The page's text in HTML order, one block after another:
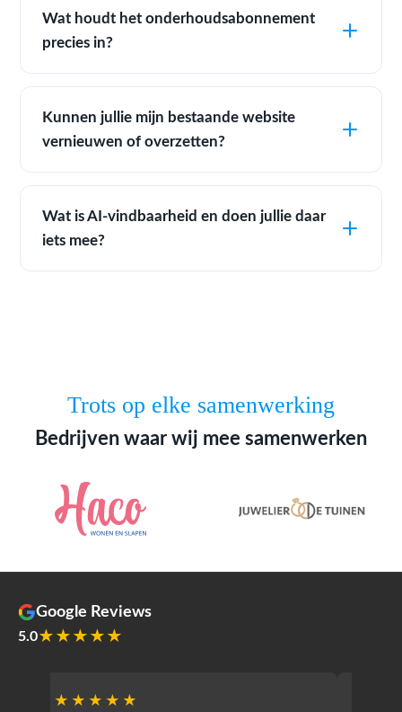
Wat houdt het onderhoudsabonnement
precies in?
Kunnen jullie mijn bestaande website
vernieuwen of overzetten?
Wat is AI-vindbaarheid en doen jullie daar
iets mee?
Trots op elke samenwerking
Bedrijven waar wij mee samenwerken
Google Reviews
5.0★★★★★
★★★★★